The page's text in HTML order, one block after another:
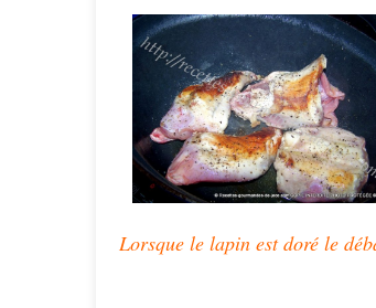
Lorsque le lapin est doré le